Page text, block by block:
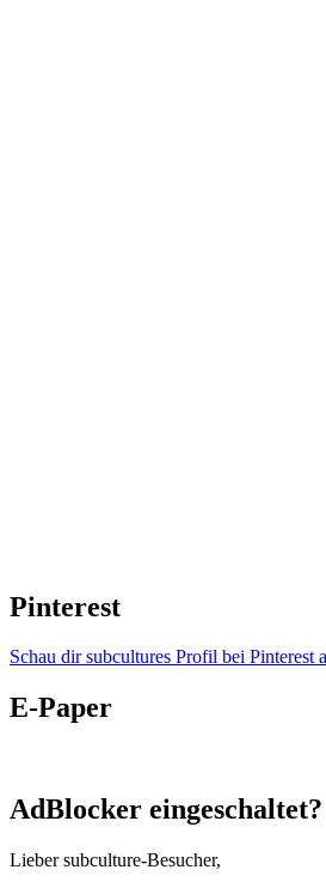
Pinterest
Schau dir subcultures Profil bei Pinterest
E-Paper
AdBlocker eingeschaltet?
Lieber subculture-Besucher,